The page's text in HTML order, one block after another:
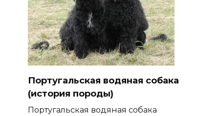
Португальская водяная собака
(история породы)
Португальская водяная собака